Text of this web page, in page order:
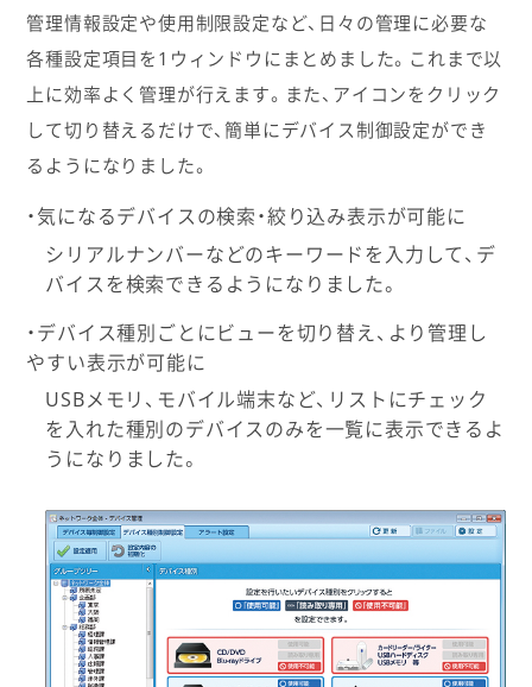
管理情報設定や使用制限設定など、日々の管理に必要な
各種設定項目を1ウィンドウにまとめました。これまで以
上に効率よく管理が行えます。また、アイコンをクリック
して切り替えるだけで、簡単にデバイス制御設定ができ
るようになりました。
・気になるデバイスの検索・絞り込み表示が可能に
シリアルナンバーなどのキーワードを入力して、デ
バイスを検索できるようになりました。
・デバイス種別ごとにビューを切り替え、より管理し
やすい表示が可能に
USBメモリ、モバイル端末など、リストにチェック
を入れた種別のデバイスのみを一覧に表示できるよ
うになりました。